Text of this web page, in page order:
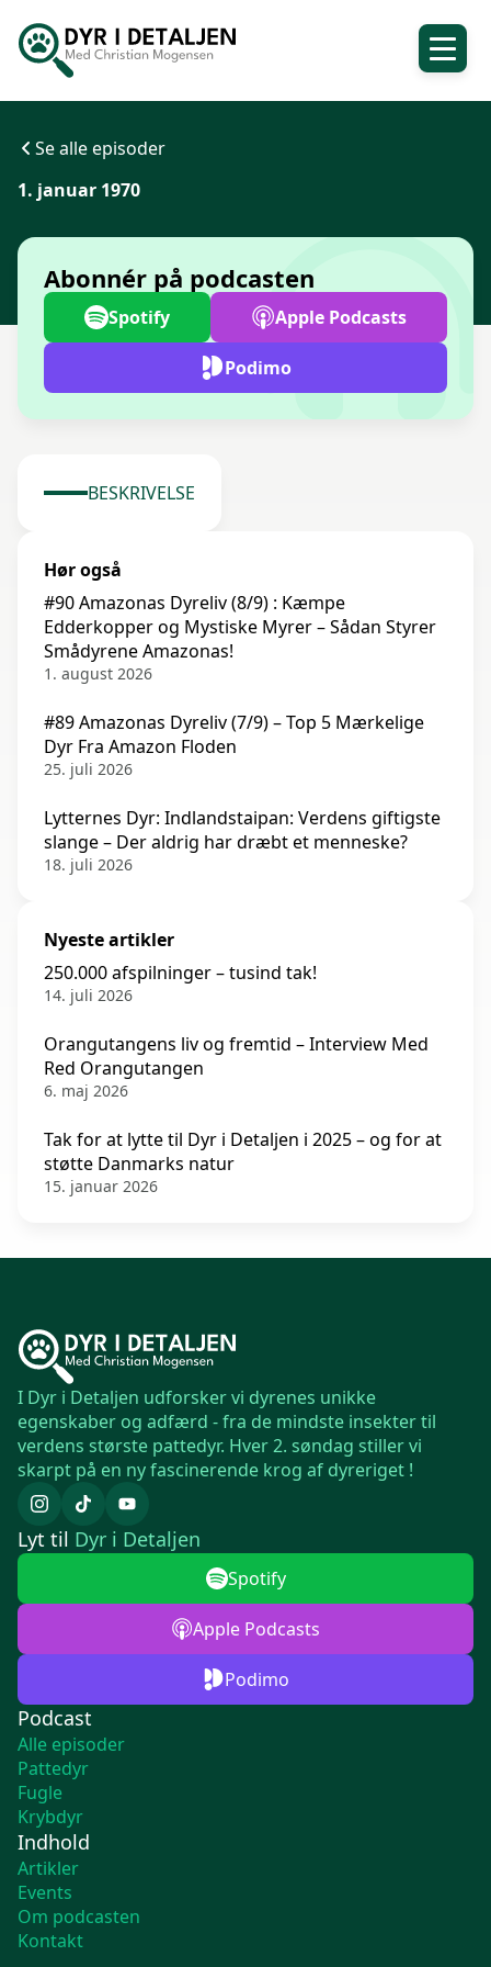
Se alle episoder
1. januar 1970
Abonnér på podcasten
Spotify Apple Podcasts
Podimo
BESKRIVELSE
Hør også
#90 Amazonas Dyreliv (8/9) : Kæmpe
Edderkopper og Mystiske Myrer – Sådan Styrer
Smådyrene Amazonas!
1. august 2026
#89 Amazonas Dyreliv (7/9) – Top 5 Mærkelige
Dyr Fra Amazon Floden
25. juli 2026
Lytternes Dyr: Indlandstaipan: Verdens giftigste
slange – Der aldrig har dræbt et menneske?
18. juli 2026
Nyeste artikler
250.000 afspilninger – tusind tak!
14. juli 2026
Orangutangens liv og fremtid – Interview Med
Red Orangutangen
6. maj 2026
Tak for at lytte til Dyr i Detaljen i 2025 – og for at
støtte Danmarks natur
15. januar 2026
I Dyr i Detaljen udforsker vi dyrenes unikke
egenskaber og adfærd - fra de mindste insekter til
verdens største pattedyr. Hver 2. søndag stiller vi
skarpt på en ny fascinerende krog af dyreriget !
Podcast
Alle episoder
Pattedyr
Fugle
Krybdyr
Indhold
Artikler
Events
Om podcasten
Kontakt
Lyt til Dyr i Detaljen
Spotify
Apple Podcasts
Podimo